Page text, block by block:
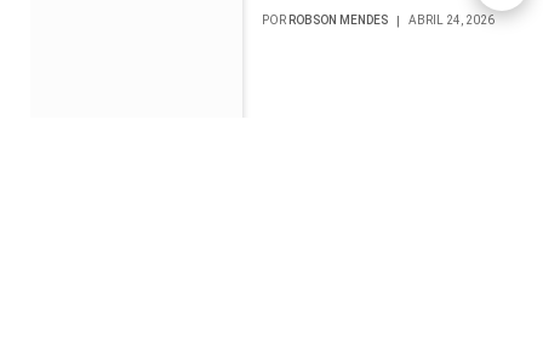
POR ROBSON MENDES ABRIL 24, 2026